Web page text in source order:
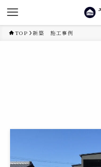
TOP 新築 施工事例